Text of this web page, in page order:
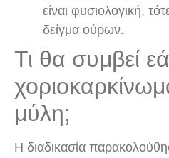
είναι φυσιολογική,
δείγμα ούρων.
Τι θα συμβεί
μύλη;
Η διαδικασία